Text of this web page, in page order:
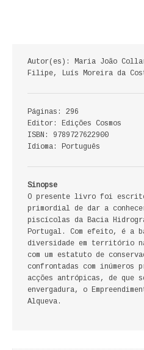
ANÁLISE DA ACÇÃO
COLEÇÃO PONTO E VÍRGULA
HISTÓRIA
PRÉ-HISTÓRIA
LITERATURA
BIOGRAFIA
FICÇÃO E ROMANCE
Autor(es): Maria João
Filipe, Luís Moreira da
Páginas: 296
Editor: Edições Cosmos
ISBN: 9789727622900
Idioma: Português
Sinopse
O presente livro foi
primordial de dar a
piscícolas da Bacia
Portugal. Com efeito, é a
diversidade em território
com um estatuto de
confrontadas com inúmeros
acções antrópicas, de que
envergadura, o
Alqueva.